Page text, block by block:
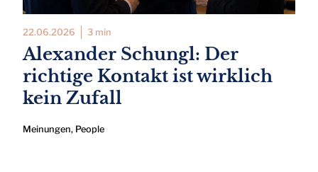
22.06.2026 3 min
Alexander Schungl: Der
richtige Kontakt ist wirklich
kein Zufall
Meinungen, People